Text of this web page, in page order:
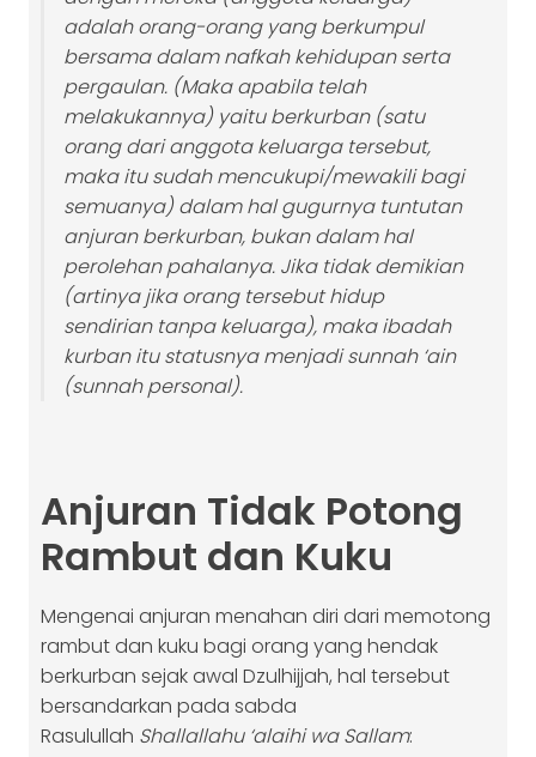
adalah orang-orang yang berkumpul
bersama dalam nafkah kehidupan serta
pergaulan. (Maka apabila telah
melakukannya) yaitu berkurban (satu
orang dari anggota keluarga tersebut,
maka itu sudah mencukupi/mewakili bagi
semuanya) dalam hal gugurnya tuntutan
anjuran berkurban, bukan dalam hal
perolehan pahalanya. Jika tidak demikian
(artinya jika orang tersebut hidup
sendirian tanpa keluarga), maka ibadah
kurban itu statusnya menjadi sunnah ‘ain
(sunnah personal).
Anjuran Tidak Potong
Rambut dan Kuku
Mengenai anjuran menahan diri dari memotong
rambut dan kuku bagi orang yang hendak
berkurban sejak awal Dzulhijjah, hal tersebut
bersandarkan pada sabda
Rasulullah Shallallahu ‘alaihi wa Sallam: